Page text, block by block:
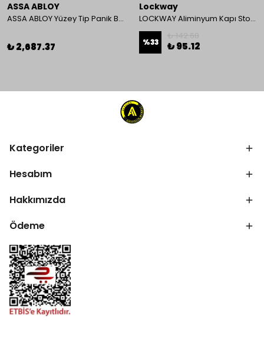
ASSA ABLOY
ASSA ABLOY Yüzey Tip Panik Bar PED 180
₺ 2,687.37
Lockway
LOCKWAY Aliminyum Kapı Stoperi
%33 ₺ 95.12
Kategoriler
Hesabım
Hakkımızda
Ödeme